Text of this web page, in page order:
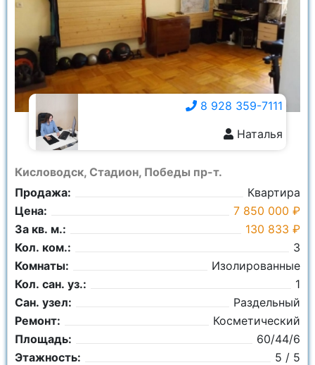
Ничего не выбрано
Площадь общая:
Кисловодск, Стадион, Победы пр-т.
Продажа:
Квартира
Цена:
7 850 000 ₽
За кв. м.:
130 833 ₽
Кол. ком.:
3
Комнаты:
Изолированные
Кол. сан. уз.:
1
Сан. узел:
Раздельный
Ремонт:
Косметический
Площадь:
60/44/6
Этажность:
5 / 5
8 928 359-7111
Наталья